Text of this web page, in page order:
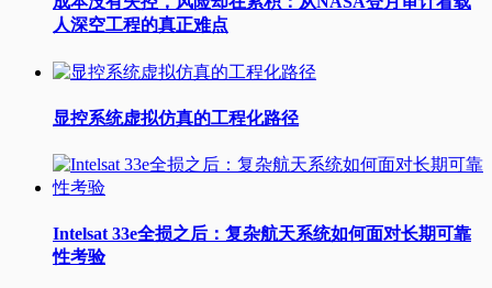
人深空工程的真正难点
显控系统虚拟仿真的工程化路径
Intelsat 33e全损之后：复杂航天系统如何面对长期可靠
性考验